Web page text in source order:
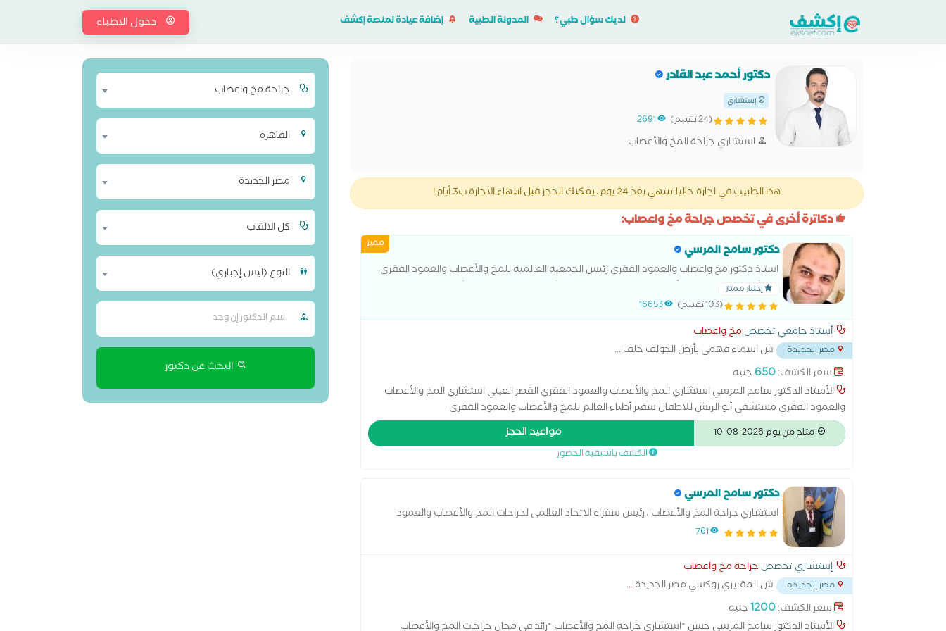
لديك سؤال طبي؟ المدونة الطبية إضافة عيادة لمنصة إكشف دخول الاطباء
دكتور أحمد عبد القادر
إستشاري
(24 تقييم) 2691
استشاري جراحة المخ والأعصاب
هذا الطبيب في اجازة حاليا تنتهي بعد 24 يوم، يمكنك الحجز قبل انتهاء الاجازة ب3 أيام!
دكاترة أخرى في تخصص جراحة مخ واعصاب:
مميز دكتور سامح المرسي
استاذ دكتور مخ واعصاب والعمود الفقري رئيس الجمعيه العالميه للمخ والأعصاب والعمود الفقري
استشاري جراحة المخ والأعصاب والعمود الفقري مستشفى القصر العيني استشاري
إختيار ممتاز
(103 تقييم) 16653
أستاذ جامعي تخصص مخ واعصاب
مصر الجديدة ش اسماء فهمي بأرض الجولف خلف...
سعر الكشف:650 جنيه
الأستاذ الدكتور سامح المرسي استشاري المخ والأعصاب والعمود الفقري القصر العيني استشاري المخ والأعصاب
والعمود الفقري مستشفى أبو الريش للاطفال سفير أطباء العالم للمخ والأعصاب والعمود الفقري
متاح من يوم 2026-08-10 مواعيد الحجز
الكشف باسبقية الحضور
دكتور سامح المرسي
استشاري جراحة المخ والأعصاب ، رئيس سفراء الاتحاد العالمى لجراحات المخ والأعصاب والعمود
الفقري (WFNS)
761
إستشاري تخصص جراحة مخ واعصاب
مصر الجديدة ش المقريزي روكسي مصر الجديدة...
سعر الكشف:1200جنيه
الأستاذ الدكتور سامح المرسي حسن *استشاري جراحة المخ والأعصاب *رائد في مجال جراحات المخ والأعصاب
جراحة مخ واعصاب
القاهرة
مصر الجديدة
كل الالقاب
النوع (ليس إجباري)
البحث عن دكتور